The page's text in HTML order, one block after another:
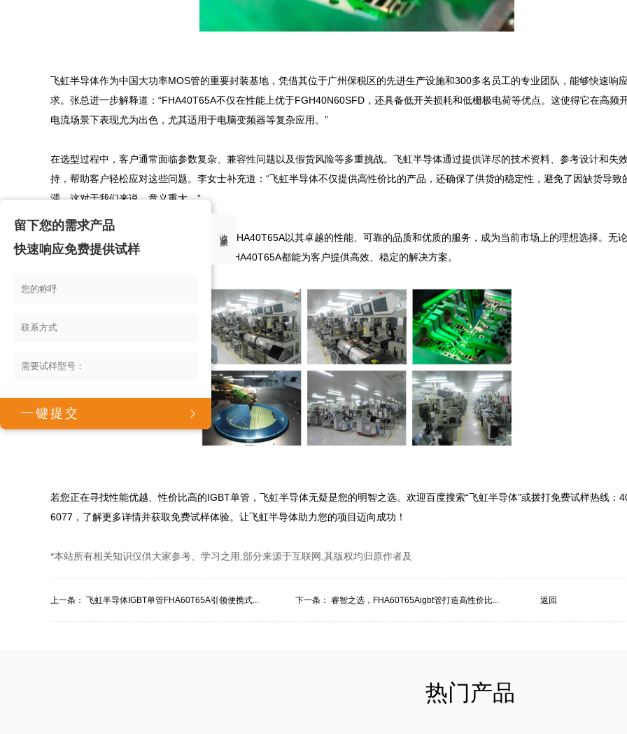
飞虹半导体作为中国大功率MOS管的重要封装基地，凭借其位于广州保税区的先进生产设施和300多名员工的专业团队，能够快速响
求。张总进一步解释道：“FHA40T65A不仅在性能上优于FGH40N60SFD，还具备低开关损耗和低栅极电荷等优点。这使得它在高频
电流场景下表现尤为出色，尤其适用于电脑变频器等复杂应用。”
在选型过程中，客户通常面临参数复杂、兼容性问题以及假货风险等多重挑战。飞虹半导体通过提供详尽的技术资料、参考设计和失
持，帮助客户轻松应对这些问题。李女士补充道：“飞虹半导体不仅提供高性价比的产品，还确保了供货的稳定性，避免了因缺货导致
滞。这对于我们来说，意义重大。”
综上所述，飞虹半导体的大功率IGBT单管FHA40T65A以其卓越的性能、可靠的品质和优质的服务，成为当前市场上的理想选择。无
脑变频器还是其他高要求的应用场景中，FHA40T65A都能为客户提供高效、稳定的解决方案。
若您正在寻找性能优越、性价比高的IGBT单管，飞虹半导体无疑是您的明智之选。欢迎百度搜索“飞虹半导体”或拨打免费试样热线：
*本站所有相关知识仅供大家参考、学习之用,部分来源于互联网,其版权均归原作者及
上一条： 飞虹半导体IGBT单管FHA60T65A引领便携式... 下一条： 睿智之选，FHA60T65Aigbt管打造高性价比... 返回
热门产品
留下您的需求产品
快速响应免费提供试样